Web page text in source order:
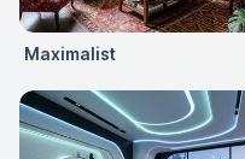
Maximalist